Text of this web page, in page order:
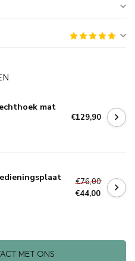
mat
€129,90
€76,00
€44,00
MET ONS